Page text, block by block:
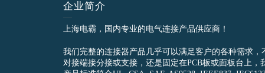
企业简介
上海电霸，国内专业的电气连接产品供应商！
我们完整的连接器产品几乎可以满足客户的各种需求
对接端接分接或支接，还是固定在PCB板或面板台上，